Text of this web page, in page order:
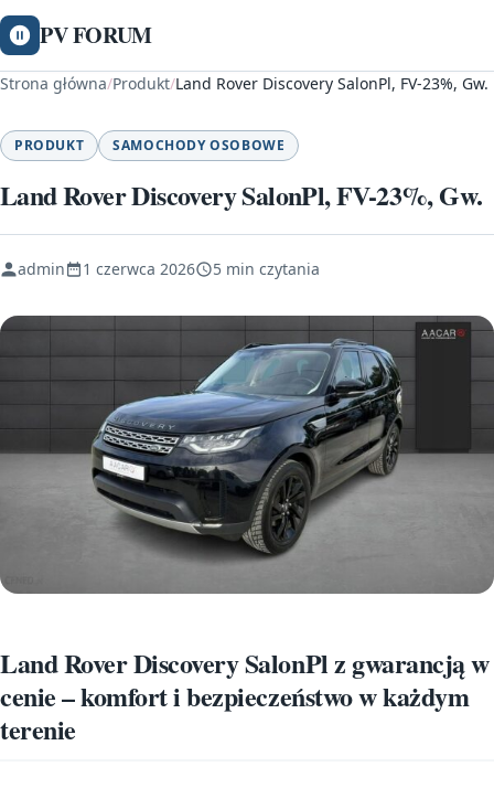
PV FORUM
Strona główna/Produkt/Land Rover Discovery SalonPl, FV-23%, Gw.
PRODUKT SAMOCHODY OSOBOWE
Land Rover Discovery SalonPl, FV-23%, Gw.
admin 1 czerwca 2026 5 min czytania
Land Rover Discovery SalonPl z gwarancją w
cenie – komfort i bezpieczeństwo w każdym
terenie